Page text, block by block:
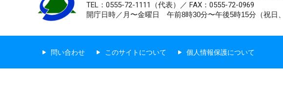
TEL：0555-72-1111 （代表）／ FAX：0555-72-0969
開庁日時／月〜金曜日 午前8時30分〜午後5時15分（祝日
問い合わせ このサイトについて 個人情報保護について